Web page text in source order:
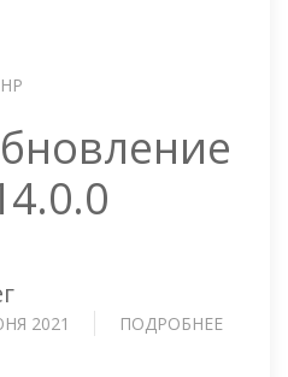
2021 ПОДРОБНЕЕ